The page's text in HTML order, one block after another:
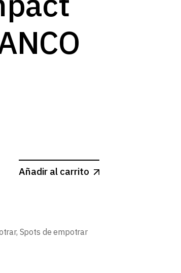
CONCAVO ASIMETRICO BLANCO MATE
Añadir al carrito
, Spots de empotrar